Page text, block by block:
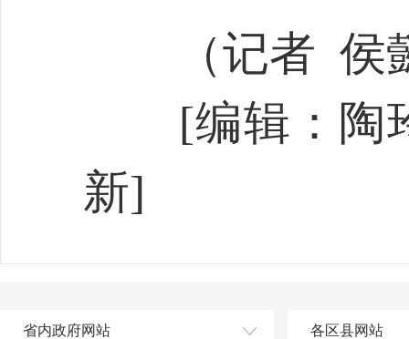
（记者 侯懿
[编辑：陶玲
新]
省内政府网站 各区县网站